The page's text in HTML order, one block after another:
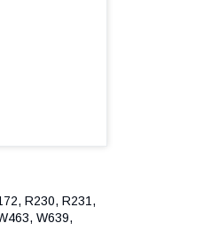
R230, R231,
W639,